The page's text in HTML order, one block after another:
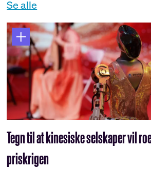
Se alle
Tegn til at kinesiske selskaper vil
priskrigen